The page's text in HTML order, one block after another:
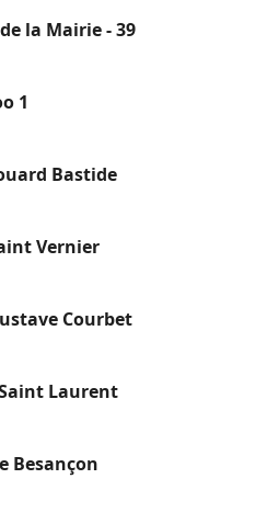
la Mairie - 39
1
Bastide
Vernier
Courbet
Laurent
Besançon